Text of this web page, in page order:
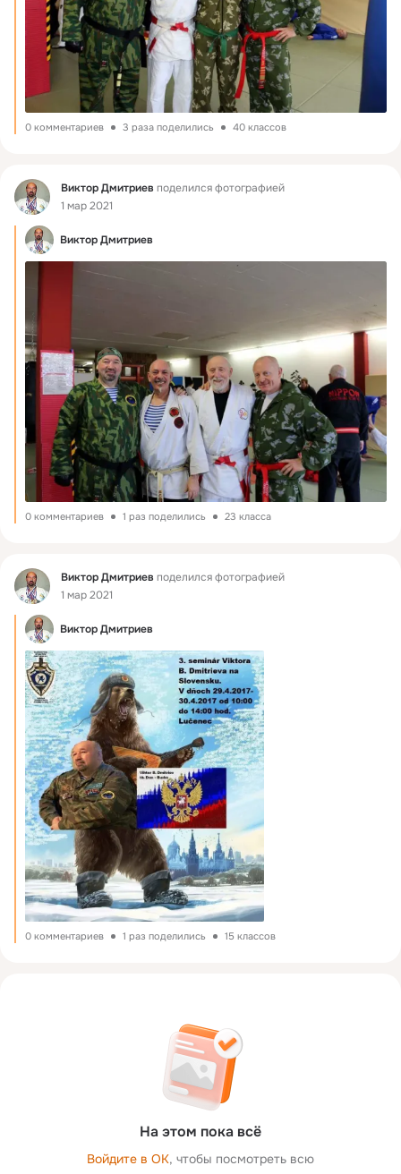
0 комментариев 3 раза поделились 40 классов
Фид Виктор Дмитриев поделился фотографией
1 мар 2021
Виктор Дмитриев
0 комментариев 1 раз поделились 23 класса
Фид Виктор Дмитриев поделился фотографией
1 мар 2021
Виктор Дмитриев
0 комментариев 1 раз поделились 15 классов
На этом пока всё
Войдите в ОК, чтобы посмотреть всю